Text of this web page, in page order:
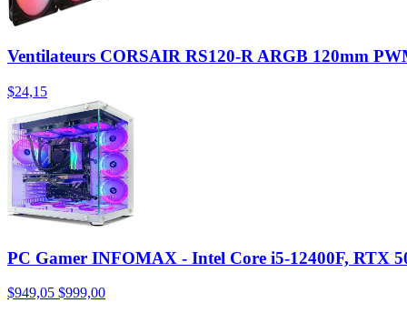
Ventilateurs CORSAIR RS120-R ARGB 120mm
$24,15
PC Gamer INFOMAX - Intel Core i5-12400F, RTX
$949,05 $999,00